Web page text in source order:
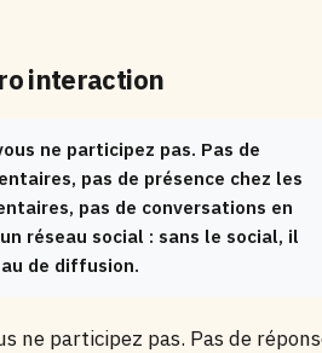
interaction
ne participez pas. Pas de
pas de présence chez les
pas de conversations en
réseau social : sans le social, il
de diffusion.
ne participez pas. Pas de